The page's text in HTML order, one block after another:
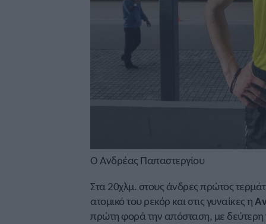
Ο Ανδρέας Παπαστεργίου
Στα 20χλμ. στους άνδρες πρώτος
ατομικό του ρεκόρ και στις γυναίκες η
πρώτη φορά την απόσταση, με δεύτερη